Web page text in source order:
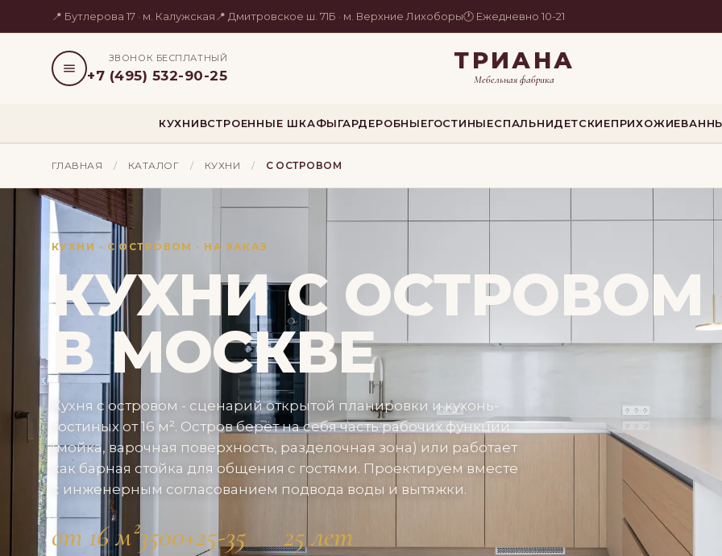
📍 Бутлерова 17 · м. Калужская 📍 Дмитровское ш. 71Б · м. Верхние Лихоборы🕐 Ежедневно 10-21
ЗВОНОК БЕСПЛАТНЫЙ
+7 (495) 532-90-25
ТРИАНА
Мебельная фабрика
КУХНИВСТРОЕННЫЕ ШКАФЫГАРДЕРОБНЫЕГОСТИНЫЕСПАЛЬНИДЕТСКИЕПРИХОЖИЕ
ГЛАВНАЯ / КАТАЛОГ / КУХНИ / С ОСТРОВОМ
КУХНИ · С ОСТРОВОМ · НА ЗАКАЗ
КУХНИ С ОСТРОВОМ
В МОСКВЕ
Кухня с островом - сценарий открытой планировки и кухонь-
гостиных от 16 м². Остров берёт на себя часть рабочих функций
(мойка, варочная поверхность, разделочная зона) или работает
как барная стойка для общения с гостями. Проектируем вместе
с инженерным согласованием подвода воды и вытяжки.
от 16 м²3500+25-35 25 лет